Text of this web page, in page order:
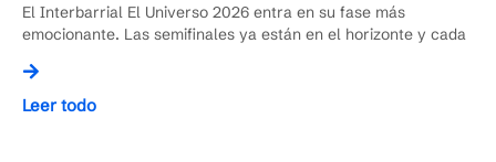
El Interbarrial El Universo 2026 entra en su fase más
emocionante. Las semifinales ya están en el horizonte y cada
Leer todo